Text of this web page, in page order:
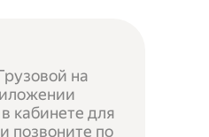
на
кабинете для
позвоните по